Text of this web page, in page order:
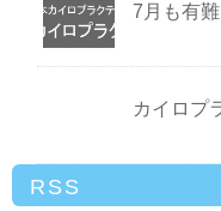
7月も有
カイロプ
RSS